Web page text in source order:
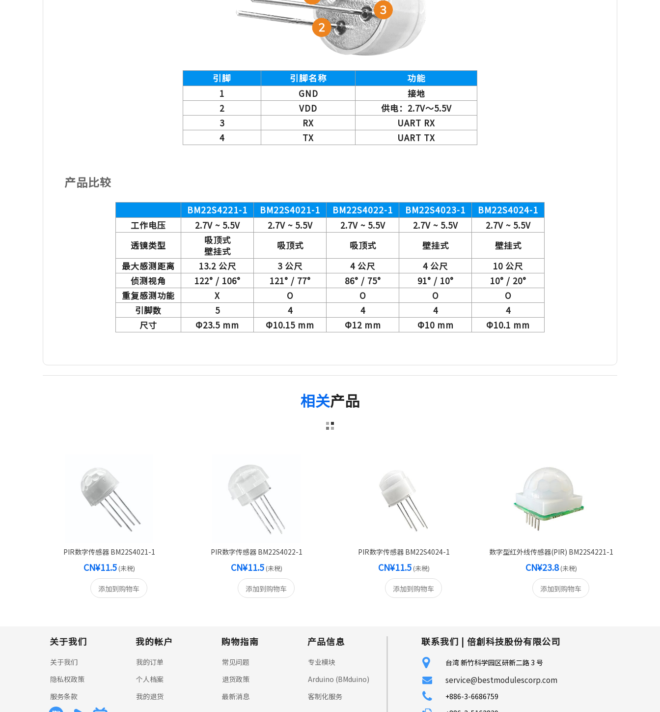
引脚 引脚名称
功能
1
GND
接地
2
VDD
供电：2.7V～5.5V
3
RX
UART RX
4
TX UART TX
产品比较
BM22S4221-1 BM22S4021-1 BM22S4022-1 BM22S4023-1
BM22S4024-1
工作电压
2.7V ~ 5.5V 2.7V ~ 5.5V 2.7V ~ 5.5V 2.7V ~ 5.5V
2.7V ~ 5.5V
透镜类型
吸顶式
壁挂式
吸顶式 吸顶式 壁挂式
壁挂式
最大感测距离
13.2 公尺 3 公尺 4 公尺 4 公尺
10 公尺
侦测视角
122° / 106° 121° / 77° 86° / 75° 91° / 10°
10° / 20°
重复感测功能
X O O O
O
引脚数
5 4 4 4
4
尺寸
Ф23.5 mm Ф10.15 mm Ф12 mm Ф10 mm Ф10.1 mm
相关产品
PIR数字传感器 BM22S4021-1
CN¥11.5(未税)
添加到购物车
PIR数字传感器 BM22S4022-1
CN¥11.5(未税)
添加到购物车
PIR数字传感器 BM22S4024-1
CN¥11.5(未税)
添加到购物车
数字型红外线传感器(PIR) BM22S4221-1
CN¥23.8(未税)
添加到购物车
关于我们
关于我们
隐私权政策
服务条款
我的帐户
我的订单
个人档案
我的退货
购物指南
常见问题
退货政策
最新消息
产品信息
专业模块
Arduino (BMduino)
客制化服务
联系我们 | 倍創科技股份有限公司
台湾 新竹科学园区研新二路 3 号
service@bestmodulescorp.com
+886-3-6686759